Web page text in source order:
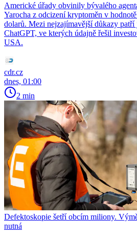
Americké úřady obvinily bývalého
Yarocha z odcizení kryptoměn v
dolarů. Mezi nejzajímavější důkazy patří
ChatGPT, ve kterých údajně řešil
USA.
cdr.cz
dnes, 01:00
2 min
Defektoskopie šetří obcím miliony.
nutná